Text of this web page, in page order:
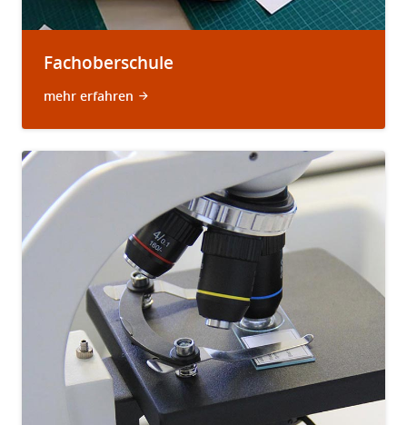
Fachoberschule
mehr erfahren